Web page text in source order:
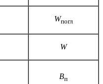
Wпогл
W
Вп